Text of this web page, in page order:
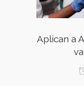
Aplican a